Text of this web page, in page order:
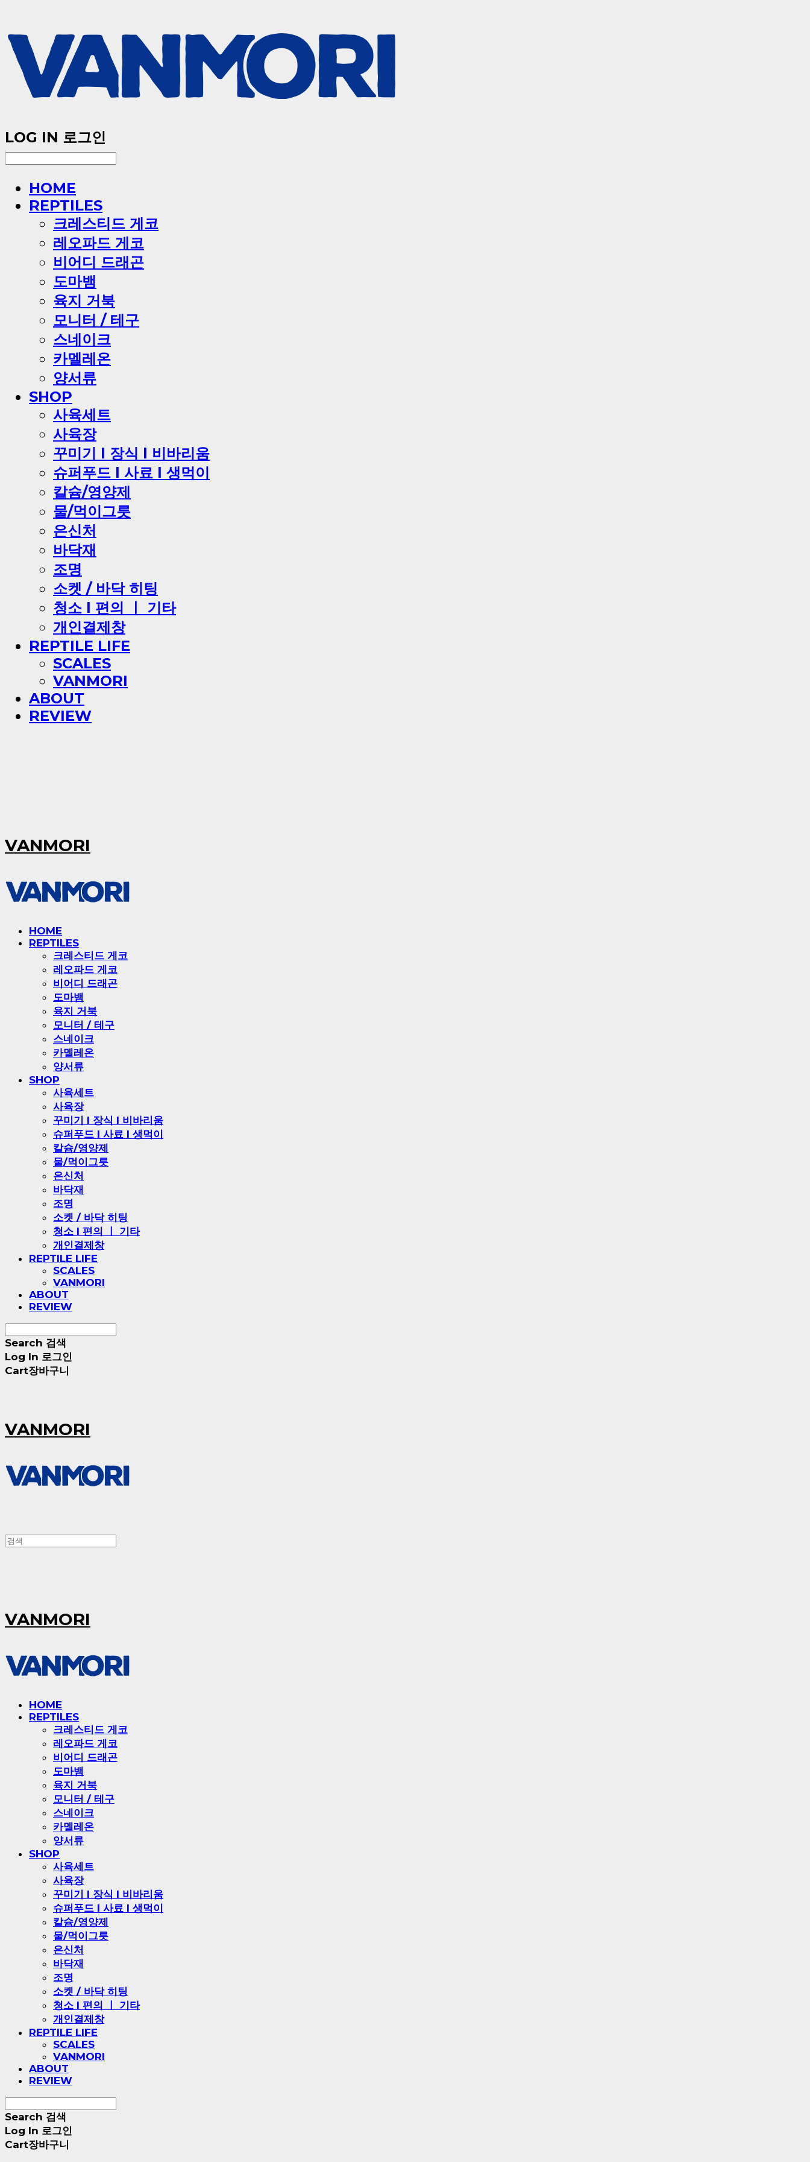
LOG IN 로그인
HOME
REPTILES
크레스티드 게코
레오파드 게코
비어디 드래곤
도마뱀
육지 거북
모니터 / 테구
스네이크
카멜레온
양서류
SHOP
사육세트
사육장
꾸미기 l 장식 l 비바리움
슈퍼푸드 l 사료 l 생먹이
칼슘/영양제
물/먹이그릇
은신처
바닥재
조명
소켓 / 바닥 히팅
청소 l 편의 ㅣ 기타
개인결제창
REPTILE LIFE
SCALES
VANMORI
ABOUT
REVIEW
VANMORI
HOME
REPTILES
크레스티드 게코
레오파드 게코
비어디 드래곤
도마뱀
육지 거북
모니터 / 테구
스네이크
카멜레온
양서류
SHOP
사육세트
사육장
꾸미기 l 장식 l 비바리움
슈퍼푸드 l 사료 l 생먹이
칼슘/영양제
물/먹이그릇
은신처
바닥재
조명
소켓 / 바닥 히팅
청소 l 편의 ㅣ 기타
개인결제창
REPTILE LIFE
SCALES
VANMORI
ABOUT
REVIEW
Search 검색
Log In 로그인
Cart장바구니
VANMORI
VANMORI
HOME
REPTILES
크레스티드 게코
레오파드 게코
비어디 드래곤
도마뱀
육지 거북
모니터 / 테구
스네이크
카멜레온
양서류
SHOP
사육세트
사육장
꾸미기 l 장식 l 비바리움
슈퍼푸드 l 사료 l 생먹이
칼슘/영양제
물/먹이그릇
은신처
바닥재
조명
소켓 / 바닥 히팅
청소 l 편의 ㅣ 기타
개인결제창
REPTILE LIFE
SCALES
VANMORI
ABOUT
REVIEW
Search 검색
Log In 로그인
Cart장바구니